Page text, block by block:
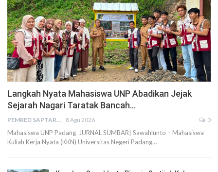
Langkah Nyata Mahasiswa UNP Abadikan Jejak
Sejarah Nagari Taratak Bancah…
PEMRED SAPTARIUS 8 Agu 2026 0
Mahasiswa UNP Padang JURNAL SUMBAR| Sawahlunto – Mahasiswa
Kuliah Kerja Nyata (KKN) Universitas Negeri Padang…